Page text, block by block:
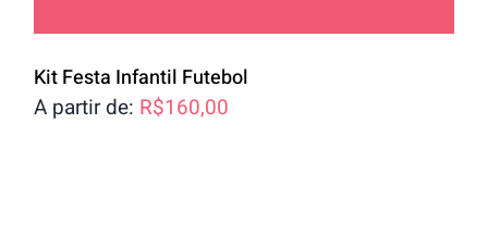
Kit Festa Infantil Futebol
A partir de: R$160,00